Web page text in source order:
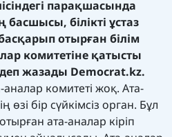
парақшасында
басшысы, білікті ұстаз
отырған білім
комитетіне қатысты
жазады Democrat.kz.
аналар комитеті жоқ. Ата-
өзі бір сүйкімсіз орган. Бұл
ата-аналар кіріп